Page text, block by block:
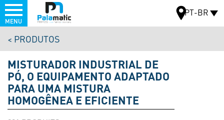
para
o
conteúdo
principal
Menu
MAPA
PT-BR
MENU
PRODUTOS
MISTURADOR INDUSTRIAL DE
PÓ, O EQUIPAMENTO ADAPTADO
PARA UMA MISTURA
HOMOGÊNEA E EFICIENTE